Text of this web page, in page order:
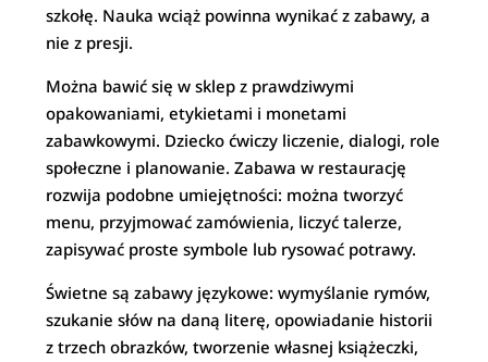
szkołę. Nauka wciąż powinna wynikać z zabawy, a
nie z presji.
Można bawić się w sklep z prawdziwymi
opakowaniami, etykietami i monetami
zabawkowymi. Dziecko ćwiczy liczenie, dialogi, role
społeczne i planowanie. Zabawa w restaurację
rozwija podobne umiejętności: można tworzyć
menu, przyjmować zamówienia, liczyć talerze,
zapisywać proste symbole lub rysować potrawy.
Świetne są zabawy językowe: wymyślanie rymów,
szukanie słów na daną literę, opowiadanie historii
z trzech obrazków, tworzenie własnej książeczki,